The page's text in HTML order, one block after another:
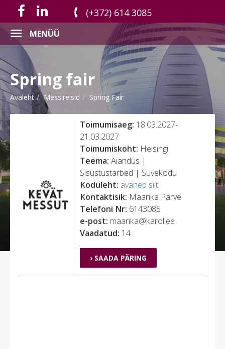
(+372) 614 3085
MENÜÜ
Spring fair
Avaleht Messireisid Spring Fair
Toimumisaeg: 18.03.2027-
21.03.2027
Toimumiskoht: Helsingi
Teema:Aiandus |
Sisustustarbed | Suvekodu
Koduleht: avaneb siit
Kontaktisik: Maarika Parve
Telefoni Nr: 6143085
e-post: maarika@karol.ee
Vaadatud: 14
› SAADA PÄRING